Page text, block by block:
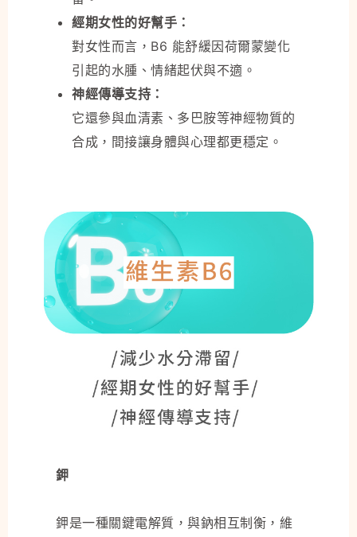
經期女性的好幫手：
對女性而言，B6 能舒緩因荷爾蒙變化
引起的水腫、情緒起伏與不適。
神經傳導支持：
它還參與血清素、多巴胺等神經物質的
合成，間接讓身體與心理都更穩定。
鉀
鉀是一種關鍵電解質，與鈉相互制衡，維